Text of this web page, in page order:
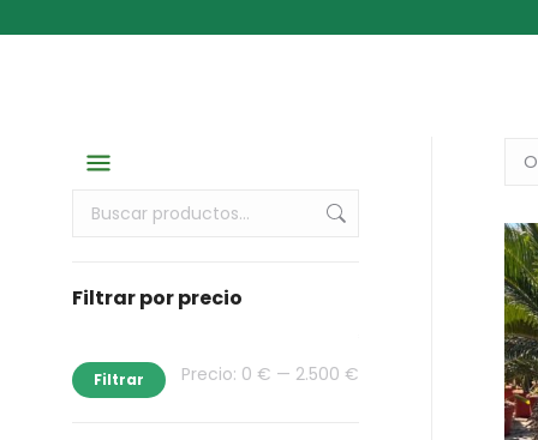
Filtrar por precio
Filtrar Precio: 0 € — 2.500 €